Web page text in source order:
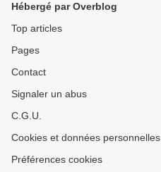
Hébergé par Overblog
Top articles
Pages
Contact
Signaler un abus
C.G.U.
Cookies et données personnelles
Préférences cookies